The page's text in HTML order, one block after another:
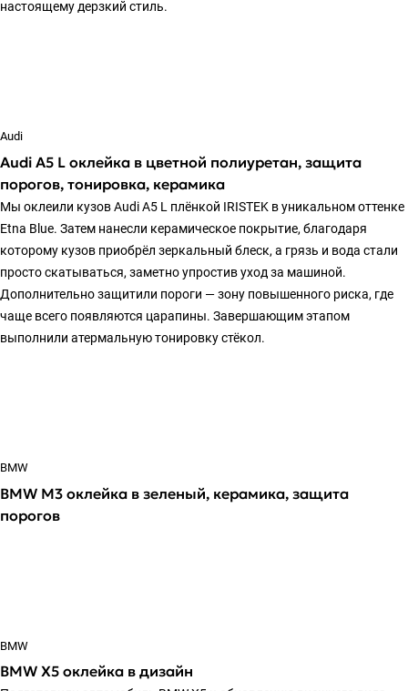
настоящему дерзкий стиль.
Audi
Audi A5 L оклейка в цветной полиуретан, защита
порогов, тонировка, керамика
Мы оклеили кузов Audi A5 L плёнкой IRISTEK в уникальном оттенке
Etna Blue. Затем нанесли керамическое покрытие, благодаря
которому кузов приобрёл зеркальный блеск, а грязь и вода стали
просто скатываться, заметно упростив уход за машиной.
Дополнительно защитили пороги — зону повышенного риска, где
чаще всего появляются царапины. Завершающим этапом
выполнили атермальную тонировку стёкол.
BMW
BMW M3 оклейка в зеленый, керамика, защита
порогов
BMW
BMW X5 оклейка в дизайн